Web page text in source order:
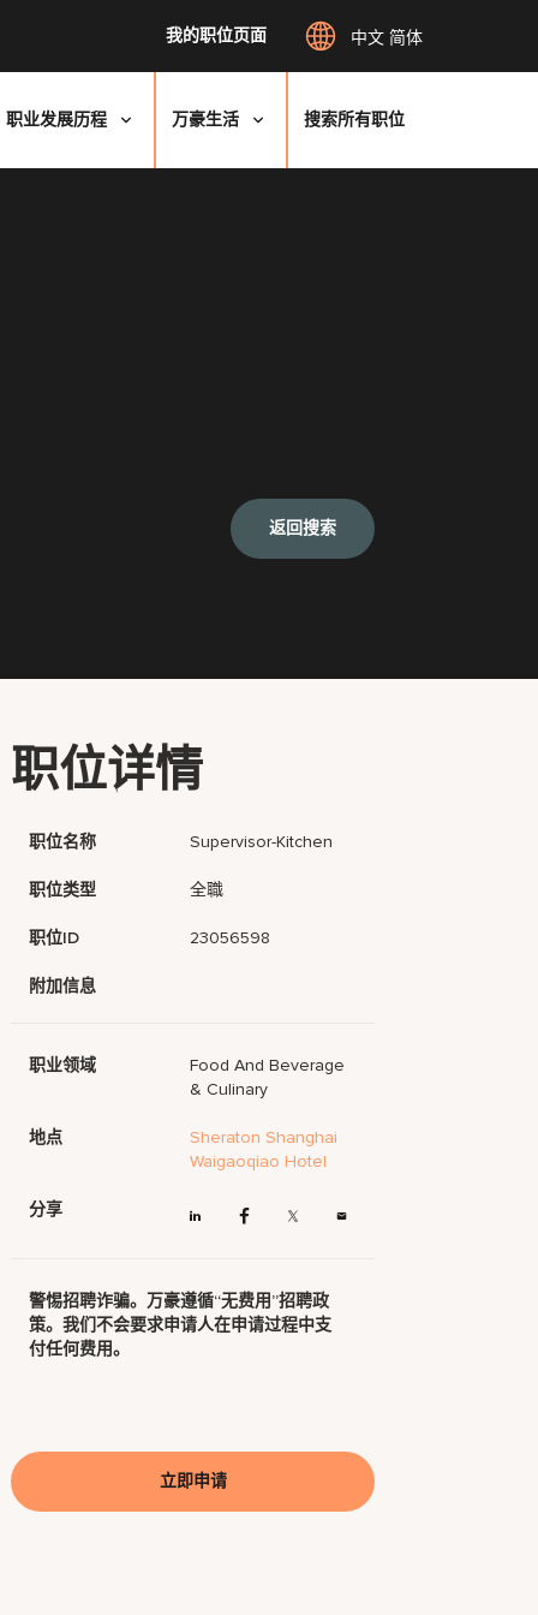
我的职位页面 中文 简体
职业发展历程 万豪生活 搜索所有职位
返回搜索
职位详情
职位名称 Supervisor-Kitchen
职位类型 全職
职位ID 23056598
附加信息
职业领域
Food And Beverage
& Culinary
地点
Sheraton Shanghai
Waigaoqiao Hotel
分享
警惕招聘诈骗。万豪遵循“无费用”招聘政
策。我们不会要求申请人在申请过程中支
付任何费用。
立即申请